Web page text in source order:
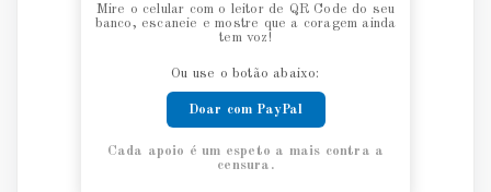
Mire o celular com o leitor de QR Code do seu
banco, escaneie e mostre que a coragem ainda
tem voz!
Ou use o botão abaixo:
Doar com PayPal
Cada apoio é um espeto a mais contra a
censura.